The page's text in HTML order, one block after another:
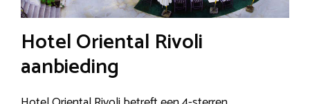
Hotel Oriental Rivoli
aanbieding